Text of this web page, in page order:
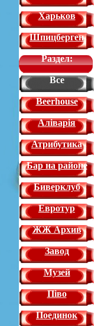
Харьков
Шпицберген
Раздел:
Все
Beerhouse
Аліварія
Атрибутика
Бар на районе
Биверклуб
Евротур
ЖЖ Архив
Завод
Музей
Піво
Поединок